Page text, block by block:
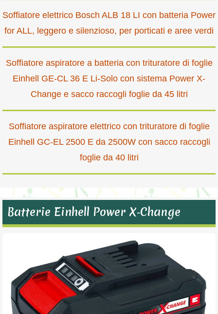
Soffiatore elettrico Bosch ALB 18 LI con batteria Power
for ALL, leggero e silenzioso, per porticati e aree verdi
Soffiatore aspiratore a batteria con trituratore di foglie
Einhell GE-CL 36 E Li-Solo con sistema Power X-
Change e sacco raccogli foglie da 45 litri
Soffiatore aspiratore elettrico con trituratore di foglie
Einhell GC-EL 2500 E da 2500W con sacco raccogli
foglie da 40 litri
Batterie Einhell Power X‑Change